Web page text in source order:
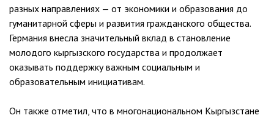
разных направлениях — от экономики и образования до
гуманитарной сферы и развития гражданского общества.
Германия внесла значительный вклад в становление
молодого кыргызского государства и продолжает
оказывать поддержку важным социальным и
образовательным инициативам.
Он также отметил, что в многонациональном Кыргызстане